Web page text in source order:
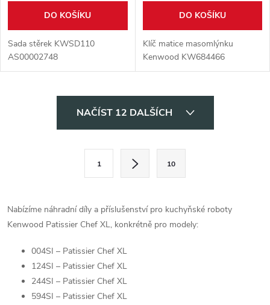
DO KOŠÍKU
Sada stěrek KWSD110
AS00002748
DO KOŠÍKU
Klíč matice masomlýnku
Kenwood KW684466
d
a
NAČÍST 12 DALŠÍCH
á
n
1 10
Nabízíme náhradní díly a příslušenství pro kuchyňské roboty
Kenwood Patissier Chef XL, konkrétně pro modely:
004SI – Patissier Chef XL
124SI – Patissier Chef XL
244SI – Patissier Chef XL
594SI – Patissier Chef XL